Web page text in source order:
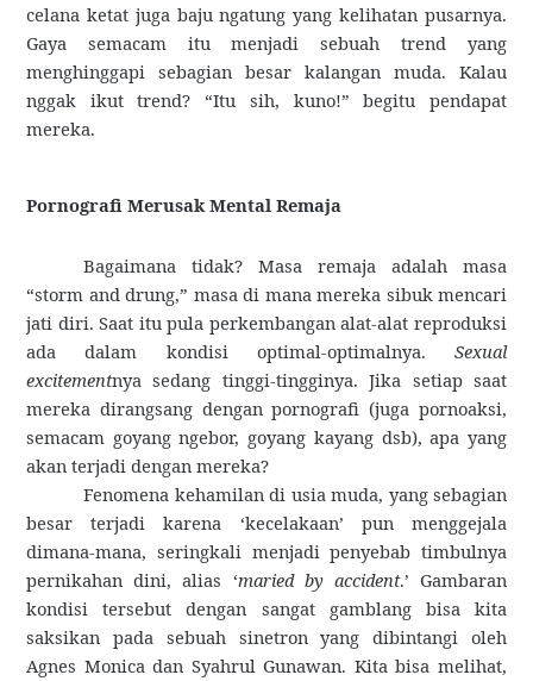
celana ketat juga baju ngatung yang kelihatan pusarnya.
Gaya semacam itu menjadi sebuah trend yang
menghinggapi sebagian besar kalangan muda. Kalau
nggak ikut trend? “Itu sih, kuno!” begitu pendapat
mereka.
Pornografi Merusak Mental Remaja
Bagaimana tidak? Masa remaja adalah masa
“storm and drung,” masa di mana mereka sibuk mencari
jati diri. Saat itu pula perkembangan alat-alat reproduksi
ada dalam kondisi optimal-optimalnya. Sexual
excitementnya sedang tinggi-tingginya. Jika setiap saat
mereka dirangsang dengan pornografi (juga pornoaksi,
semacam goyang ngebor, goyang kayang dsb), apa yang
akan terjadi dengan mereka?
Fenomena kehamilan di usia muda, yang sebagian
besar terjadi karena ‘kecelakaan’ pun menggejala
dimana-mana, seringkali menjadi penyebab timbulnya
pernikahan dini, alias ‘maried by accident.’ Gambaran
kondisi tersebut dengan sangat gamblang bisa kita
saksikan pada sebuah sinetron yang dibintangi oleh
Agnes Monica dan Syahrul Gunawan. Kita bisa melihat,